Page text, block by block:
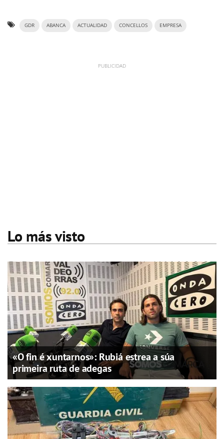
GDR ABANCA ACTUALIDAD CONCELLOS EMPRESA
Lo más visto
«O fin é xuntarnos»: Rubiá estrea a súa
primeira ruta de adegas